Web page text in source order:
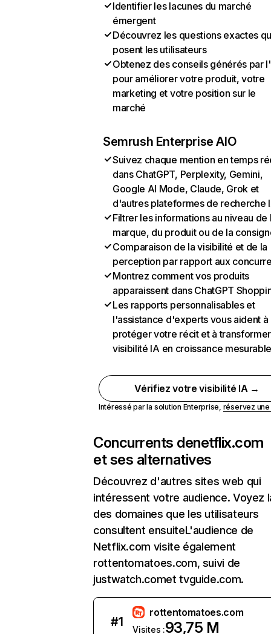
Identifier les lacunes du marché
émergent
Découvrez les questions exactes
posent les utilisateurs
Obtenez des conseils générés par
pour améliorer votre produit, votre
marketing et votre position sur le
marché
Semrush Enterprise AIO
Suivez chaque mention en temps
dans ChatGPT, Perplexity, Gemini,
Google AI Mode, Claude, Grok et
d'autres plateformes de recherche
Filtrer les informations au niveau de
marque, du produit ou de la
Comparaison de la visibilité et de la
perception par rapport aux
Montrez comment vos produits
apparaissent dans ChatGPT
Les rapports personnalisables et
l'assistance d'experts vous aident à
protéger votre récit et à
visibilité IA en croissance
Vérifiez votre visibilité IA →
Intéressé par la solution Enterprise, réservez
Concurrents denetflix.com
et ses alternatives
Découvrez d'autres sites web qui
intéressent votre audience. Voyez
des domaines que les utilisateurs
consultent ensuiteL'audience de
Netflix.com visite également
rottentomatoes.com, suivi de
justwatch.comet tvguide.com.
#1
rottentomatoes.com
Visites :93,75 M